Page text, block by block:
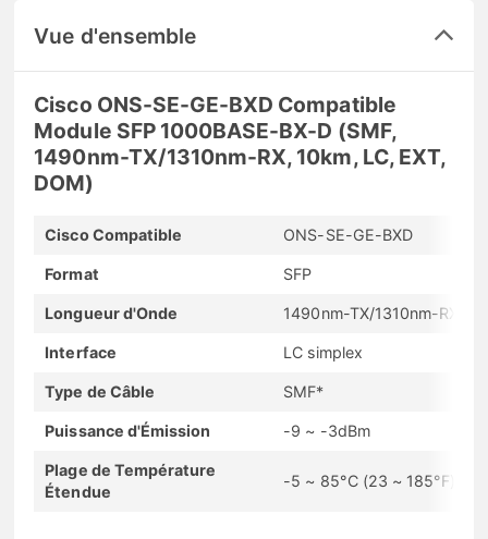
Vue d'ensemble
Cisco ONS-SE-GE-BXD Compatible
Module SFP 1000BASE-BX-D (SMF,
1490nm-TX/1310nm-RX, 10km, LC, EXT,
DOM)
Cisco Compatible ONS-SE-GE-BXD
Format SFP
Longueur d'Onde 1490nm-TX/1310nm-RX
Interface LC simplex
Type de Câble SMF*
Puissance d'Émission -9 ~ -3dBm
Plage de Température
Étendue
-5 ~ 85°C (23 ~ 185°F)